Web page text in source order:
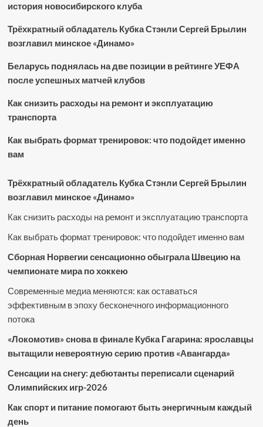
история новосибирского клуба
Трёхкратный обладатель Кубка Стэнли Сергей Брылин
возглавил минское «Динамо»
Беларусь поднялась на две позиции в рейтинге УЕФА
после успешных матчей клубов
Как снизить расходы на ремонт и эксплуатацию
транспорта
Как выбрать формат тренировок: что подойдет именно
вам
Трёхкратный обладатель Кубка Стэнли Сергей Брылин
возглавил минское «Динамо»
Как снизить расходы на ремонт и эксплуатацию транспорта
Как выбрать формат тренировок: что подойдет именно вам
Сборная Норвегии сенсационно обыграла Швецию на
чемпионате мира по хоккею
Современные медиа меняются: как оставаться
эффективным в эпоху бесконечного информационного
потока
«Локомотив» снова в финале Кубка Гагарина: ярославцы
вытащили невероятную серию против «Авангарда»
Сенсации на снегу: дебютанты переписали сценарий
Олимпийских игр-2026
Как спорт и питание помогают быть энергичным каждый
день